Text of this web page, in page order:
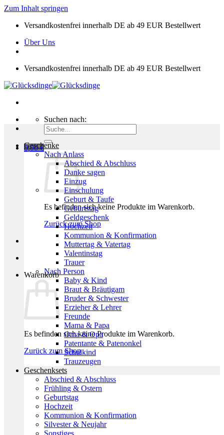
Zum Inhalt springen
Versandkostenfrei innerhalb DE ab 49 EUR Bestellwert
Über Uns
Versandkostenfrei innerhalb DE ab 49 EUR Bestellwert
Suchen nach:
0,00€
Es befinden sich keine Produkte im Warenkorb.
Zurück zum Shop
Warenkorb
Es befinden sich keine Produkte im Warenkorb.
Zurück zum Shop
Geschenke
Nach Anlass
Abschied & Abschluss
Danke sagen
Einzug
Einschulung
Geburt & Taufe
Geburtstag
Geldgeschenk
Hochzeit
Kommunion & Konfirmation
Muttertag & Vatertag
Valentinstag
Trauer
Nach Person
Baby & Kind
Braut & Bräutigam
Bruder & Schwester
Erzieher & Lehrer
Freunde
Mama & Papa
Oma & Opa
Patentante & Patenonkel
Schulkind
Trauzeugen
Geschenksets
Abschied & Abschluss
Frühling & Ostern
Geburtstag
Hochzeit
Kommunion & Konfirmation
Silvester & Neujahr
Sonstiges